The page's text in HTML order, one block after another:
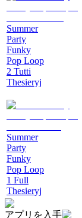
Summer
Party
Funky
Pop Loop
2 Tutti
Thesieryj
Summer
Party
Funky
Pop Loop
1 Full
Thesieryj
アプリを入手